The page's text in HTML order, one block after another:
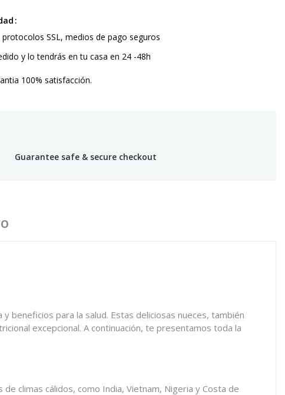
SSL, medios de pago seguros
y lo tendrás en tu casa en 24 -48h
100% satisfacción.
Guarantee safe & secure checkout
beneficios para la salud. Estas deliciosas nueces, también
excepcional. A continuación, te presentamos toda la
climas cálidos, como India, Vietnam, Nigeria y Costa de